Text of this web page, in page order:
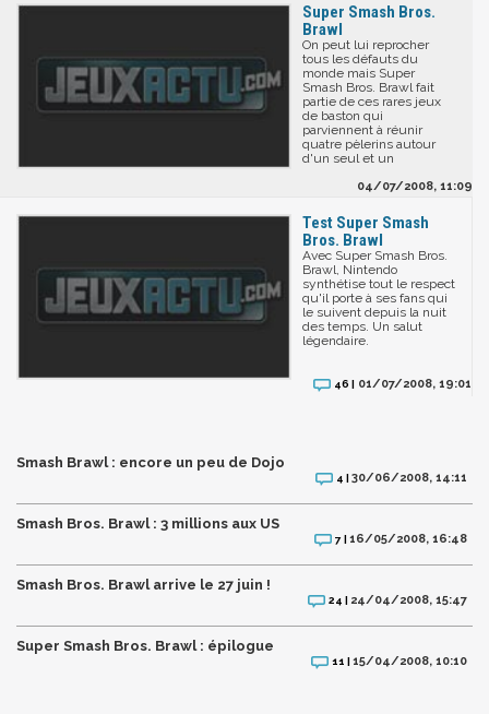
Super Smash Bros.
Brawl
On peut lui reprocher
tous les défauts du
monde mais Super
Smash Bros. Brawl fait
partie de ces rares jeux
de baston qui
parviennent à réunir
quatre pèlerins autour
d'un seul et un
04/07/2008, 11:09
Test Super Smash
Bros. Brawl
Avec Super Smash Bros.
Brawl, Nintendo
synthétise tout le respect
qu'il porte à ses fans qui
le suivent depuis la nuit
des temps. Un salut
légendaire.
46 | 01/07/2008, 19:01
Smash Brawl : encore un peu de Dojo
4 |30/06/2008, 14:11
Smash Bros. Brawl : 3 millions aux US
7 |16/05/2008, 16:48
Smash Bros. Brawl arrive le 27 juin !
24 | 24/04/2008, 15:47
Super Smash Bros. Brawl : épilogue
11 |15/04/2008, 10:10